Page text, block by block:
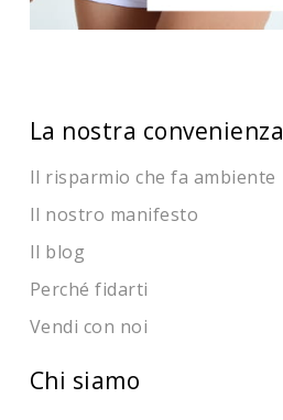
La nostra convenienza
Il risparmio che fa ambiente
Il nostro manifesto
Il blog
Perché fidarti
Vendi con noi
Chi siamo